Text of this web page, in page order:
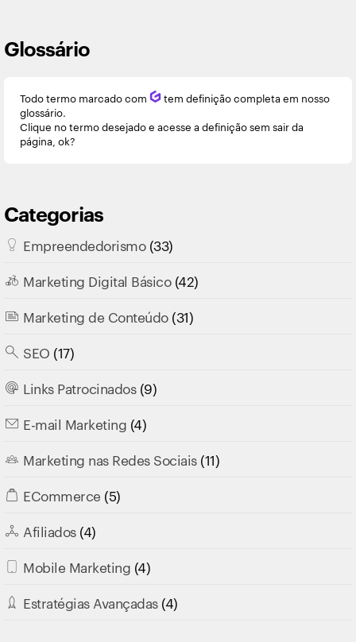
Glossário
Todo termo marcado com Q tem definição completa em nosso
glossário.
Clique no termo desejado e acesse a definição sem sair da
página, ok?
Categorias
Empreendedorismo(33)
Marketing Digital Básico(42)
Marketing de Conteúdo(31)
SEO (17)
Links Patrocinados(9)
E-mail Marketing (4)
Marketing nas Redes Sociais(11)
ECommerce (5)
Afiliados(4)
Mobile Marketing (4)
Estratégias Avançadas(4)